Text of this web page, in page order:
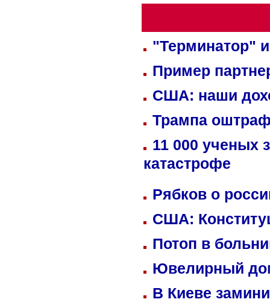
"Терминатор"
Пример
США: наши
Трампа
11 000 ученых
катастрофе
Рябков о
США:
Потоп в
Ювелирный
В Киеве